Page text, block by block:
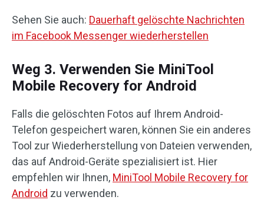
Sehen Sie auch: Dauerhaft gelöschte Nachrichten
im Facebook Messenger wiederherstellen
Weg 3. Verwenden Sie MiniTool
Mobile Recovery for Android
Falls die gelöschten Fotos auf Ihrem Android-
Telefon gespeichert waren, können Sie ein anderes
Tool zur Wiederherstellung von Dateien verwenden,
das auf Android-Geräte spezialisiert ist. Hier
empfehlen wir Ihnen, MiniTool Mobile Recovery for
Android zu verwenden.